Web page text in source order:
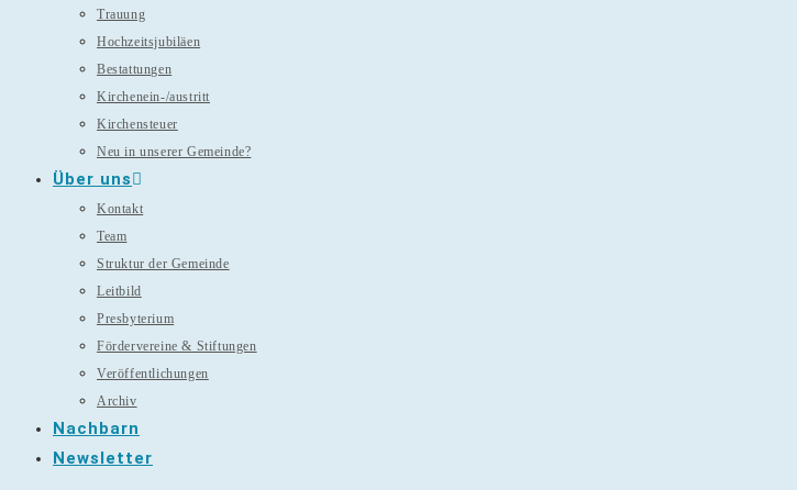
Trauung
Hochzeitsjubiläen
Bestattungen
Kirchenein-/austritt
Kirchensteuer
Neu in unserer Gemeinde?
Über uns
Kontakt
Team
Struktur der Gemeinde
Leitbild
Presbyterium
Fördervereine & Stiftungen
Veröffentlichungen
Archiv
Nachbarn
Newsletter